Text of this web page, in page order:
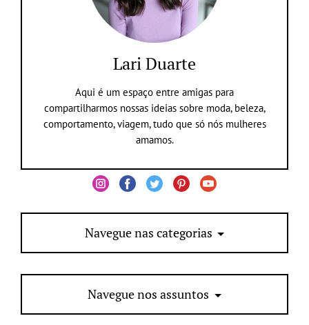
Lari Duarte
Aqui é um espaço entre amigas para
compartilharmos nossas ideias sobre moda, beleza,
comportamento, viagem, tudo que só nós mulheres
amamos.
Navegue nas categorias
Navegue nos assuntos